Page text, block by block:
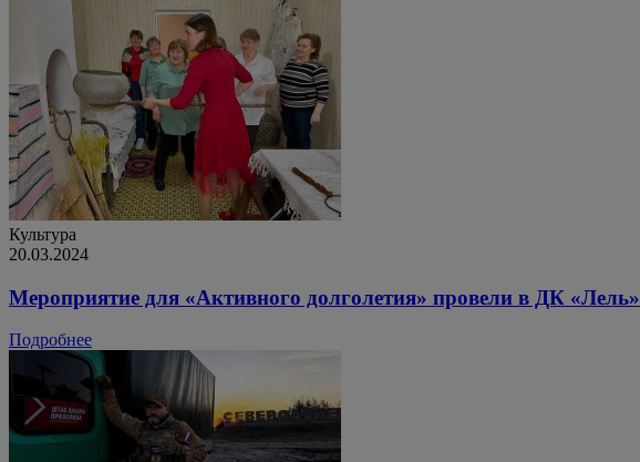
Культура
20.03.2024
Мероприятие для «Активного долголетия» провели в ДК «Лель»
Подробнее